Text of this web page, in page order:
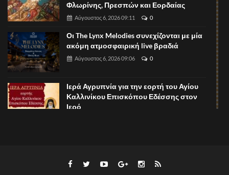
Φλωρίνης, Πρεσπών και Εορδαίας
Αύγουστος 6, 2026 09:11 0
Οι The Lynx Melodies συνεχίζονται με μία
ακόμη ατμοσφαιρική live βραδιά
Αύγουστος 6, 2026 09:06 0
Ιερά Αγρυπνία για την εορτή του Αγίου
Καλλινίκου Επισκόπου Εδέσσης στον
Ιερό